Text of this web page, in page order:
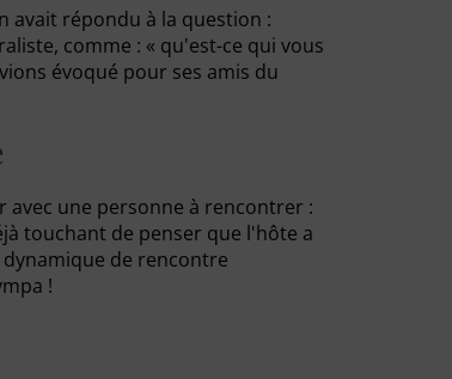
avait répondu à la question :
comme : « qu'est-ce qui vous
évoqué pour ses amis du
avec une personne à rencontrer :
touchant de penser que l'hôte a
de rencontre
!